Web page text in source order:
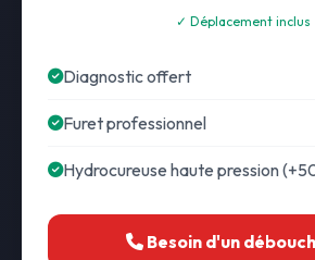
✓ Déplacement inclus
Diagnostic offert
Furet professionnel
Hydrocureuse haute pression
Besoin d'un